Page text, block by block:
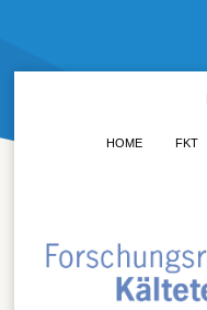
HOME FKT